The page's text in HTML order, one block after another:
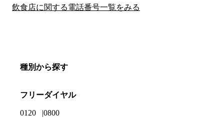
飲食店に関する電話番号一覧をみる
種別から探す
フリーダイヤル
0120 0800